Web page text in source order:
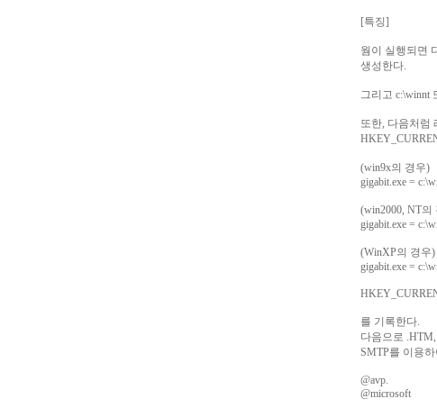
[특징]
웜이 실행되면
생성한다.
그리고 c:\winnt
또한, 다음처럼
(win9x의 경우)
gigabit.exe =
(win2000, NT의
gigabit.exe =
(WinXP의 경우)
gigabit.exe =
를 기록한다.
다음으로
SMTP를 이용
@avp.
@microsoft